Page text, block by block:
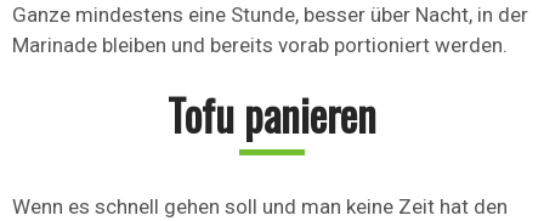
Ganze mindestens eine Stunde, besser über Nacht, in der
Marinade bleiben und bereits vorab portioniert werden.
Tofu panieren
Wenn es schnell gehen soll und man keine Zeit hat den